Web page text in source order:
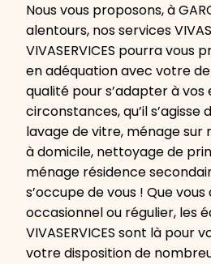
Nous vous proposons, à
alentours, nos services
VIVASERVICES pourra vous
en adéquation avec votre
qualité pour s’adapter à
circonstances, qu’il s’agisse
lavage de vitre, ménage sur
à domicile, nettoyage de
ménage résidence
s’occupe de vous ! Que
occasionnel ou régulier, les
VIVASERVICES sont là pour
votre disposition de